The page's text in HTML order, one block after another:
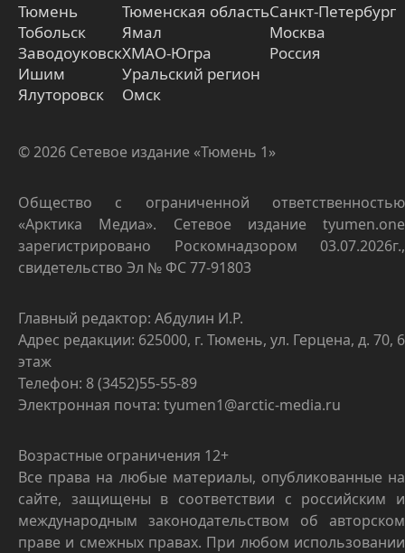
Тюмень
Тобольск
Заводоуковск
Ишим
Ялуторовск
Тюменская область
Ямал
ХМАО-Югра
Уральский регион
Омск
Санкт-Петербург
Москва
Россия
© 2026 Сетевое издание «Тюмень 1»
Общество с ограниченной ответственностью
«Арктика Медиа». Сетевое издание tyumen.one
зарегистрировано Роскомнадзором 03.07.2026г.,
свидетельство Эл № ФС 77-91803
Главный редактор: Абдулин И.Р.
Адрес редакции: 625000, г. Тюмень, ул. Герцена, д. 70, 6
этаж
Телефон: 8 (3452)55-55-89
Электронная почта: tyumen1@arctic-media.ru
Возрастные ограничения 12+
Все права на любые материалы, опубликованные на
сайте, защищены в соответствии с российским и
международным законодательством об авторском
праве и смежных правах. При любом использовании